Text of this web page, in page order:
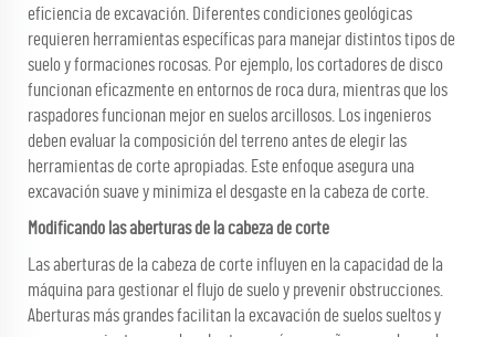
eficiencia de excavación. Diferentes condiciones geológicas
requieren herramientas específicas para manejar distintos tipos de
suelo y formaciones rocosas. Por ejemplo, los cortadores de disco
funcionan eficazmente en entornos de roca dura, mientras que los
raspadores funcionan mejor en suelos arcillosos. Los ingenieros
deben evaluar la composición del terreno antes de elegir las
herramientas de corte apropiadas. Este enfoque asegura una
excavación suave y minimiza el desgaste en la cabeza de corte.
Modificando las aberturas de la cabeza de corte
Las aberturas de la cabeza de corte influyen en la capacidad de la
máquina para gestionar el flujo de suelo y prevenir obstrucciones.
Aberturas más grandes facilitan la excavación de suelos sueltos y